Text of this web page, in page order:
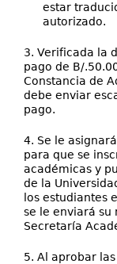
estar
autorizado.
3. Verificada la
pago de B/
Constancia de
debe enviar
pago.
4. Se le
para que se
académicas y
de la
los estudiantes
se le enviará su
Secretaría
5. Al aprobar